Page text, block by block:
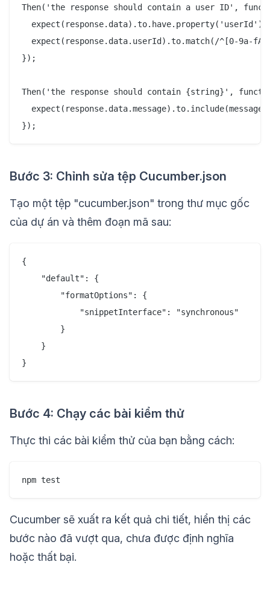
Then('the response should contain a user ID',
  expect(response.data).to.have.property('userId');
expect(response.data.userId).to.match(/^[0-9a-
});
Then('the response should contain {string}',
Bước 3: Chỉnh sửa tệp Cucumber.json
Tạo một tệp "cucumber.json" trong thư mục gốc
của dự án và thêm đoạn mã sau:
{
    "default": {
        "formatOptions": {
            "snippetInterface": "synchronous"
        }
    }
}
Bước 4: Chạy các bài kiểm thử
Thực thi các bài kiểm thử của bạn bằng cách:
Cucumber sẽ xuất ra kết quả chi tiết, hiển thị các
bước nào đã vượt qua, chưa được định nghĩa
hoặc thất bại.